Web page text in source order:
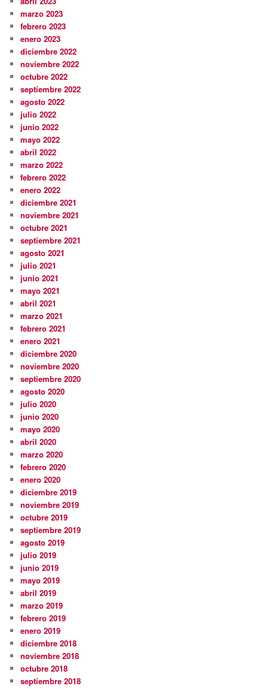
marzo 2023
febrero 2023
enero 2023
diciembre 2022
noviembre 2022
octubre 2022
septiembre 2022
agosto 2022
julio 2022
junio 2022
mayo 2022
abril 2022
marzo 2022
febrero 2022
enero 2022
diciembre 2021
noviembre 2021
octubre 2021
septiembre 2021
agosto 2021
julio 2021
junio 2021
mayo 2021
abril 2021
marzo 2021
febrero 2021
enero 2021
diciembre 2020
noviembre 2020
septiembre 2020
agosto 2020
julio 2020
junio 2020
mayo 2020
abril 2020
marzo 2020
febrero 2020
enero 2020
diciembre 2019
noviembre 2019
octubre 2019
septiembre 2019
agosto 2019
julio 2019
junio 2019
mayo 2019
abril 2019
marzo 2019
febrero 2019
enero 2019
diciembre 2018
noviembre 2018
octubre 2018
septiembre 2018